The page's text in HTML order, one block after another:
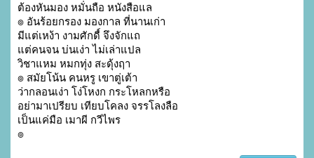
ต้องหันมอง หมั่นถือ หนังสือแล
๏ อันร้อยกรอง มองกาล ที่นานเก่า
มีแต่เหง้า งามศักดื์ จึงจักแถ
แต่คนจน บ่นเง่า ไม่เล่าแปล
วิชาแหม หมกทุ่ง สะดุ้งฤา
๏ สมัยโน้น คนหรู เขาตู่เต้า
ว่ากลอนเง่า โง่โหงก กระโหลกหรือ
อย่ามาเปรียบ เทียบโคลง จรรโลงลือ
เป็นแค่มือ เมาผี กวีไพร
๏